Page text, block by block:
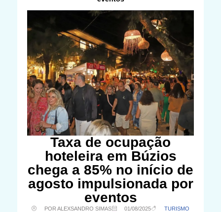
Taxa de ocupação
hoteleira em Búzios
chega a 85% no início de
agosto impulsionada por
eventos
POR ALEXSANDRO SIMAS 01/08/2025 TURISMO